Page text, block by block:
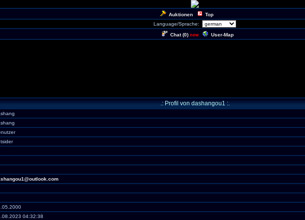
Auktionen Top
Language/Sprache:
Chat (0) new User-Map
.: Profil von dashangou1 :.
04:32:38